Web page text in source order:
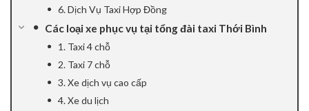
6. Dịch Vụ Taxi Hợp Đồng
Các loại xe phục vụ tại tổng đài taxi Thới Bình
1. Taxi 4 chỗ
2. Taxi 7 chỗ
3. Xe dịch vụ cao cấp
4. Xe du lịch